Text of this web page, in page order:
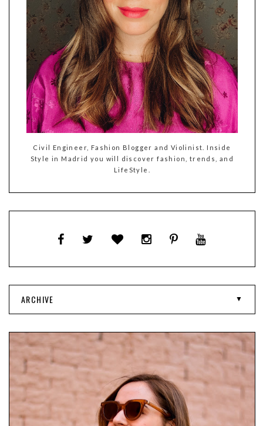
Civil Engineer, Fashion Blogger and Violinist. Inside
Style in Madrid you will discover fashion, trends, and
LifeStyle.
ARCHIVE